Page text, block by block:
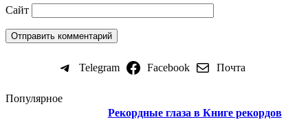
Сайт
Telegram Facebook Почта
Популярное
Рекордные глаза в Книге рекордов